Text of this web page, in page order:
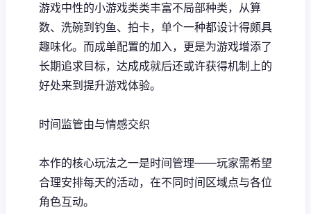
游戏中性的小游戏类类丰富不局部种类，从算
数、洗碗到钓鱼、拍卡，单个一种都设计得颇具
趣味化。而​​成单配置的加入​​，更是为游戏增添了
长期追求目标，达成成就后还或许获得机制上的
好处来到提升游戏体验。
时间监管由与情感交织
本作的核心玩法之一是时间管理——玩家需希望
合理安排每天的活动，在不同时间区域点与各位
角色互动。